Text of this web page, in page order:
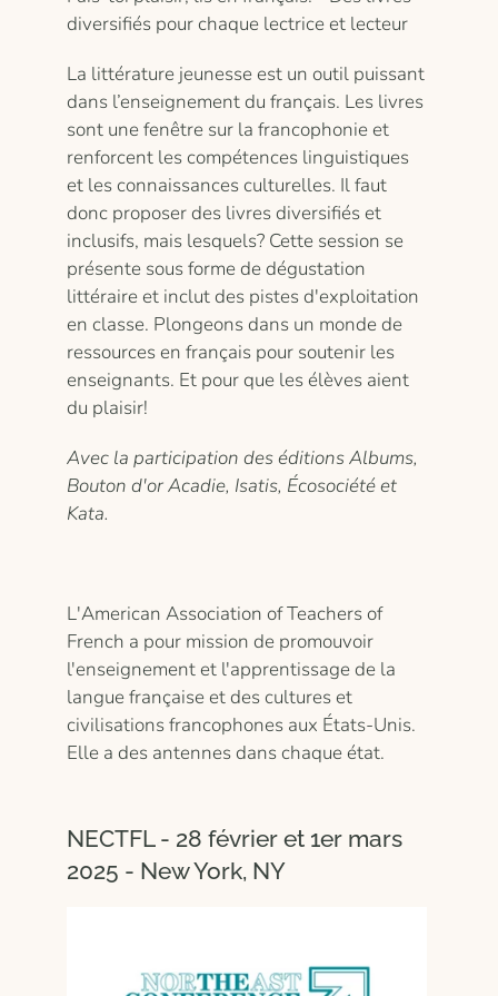
diversifiés pour chaque lectrice et lecteur
La littérature jeunesse est un outil puissant
dans l’enseignement du français. Les livres
sont une fenêtre sur la francophonie et
renforcent les compétences linguistiques
et les connaissances culturelles. Il faut
donc proposer des livres diversifiés et
inclusifs, mais lesquels? Cette session se
présente sous forme de dégustation
littéraire et inclut des pistes d'exploitation
en classe. Plongeons dans un monde de
ressources en français pour soutenir les
enseignants. Et pour que les élèves aient
du plaisir!
Avec la participation des éditions Albums,
Bouton d'or Acadie, Isatis, Écosociété et
Kata.
L'American Association of Teachers of
French a pour mission de promouvoir
l'enseignement et l'apprentissage de la
langue française et des cultures et
civilisations francophones aux États-Unis.
Elle a des antennes dans chaque état.
NECTFL - 28 février et 1er mars
2025 - New York, NY